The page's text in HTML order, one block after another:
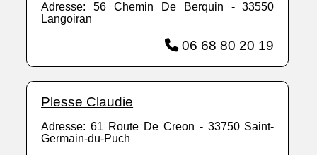
Adresse: 56 Chemin De Berquin - 33550
Langoiran
06 68 80 20 19
Plesse Claudie
Adresse: 61 Route De Creon - 33750 Saint-
Germain-du-Puch